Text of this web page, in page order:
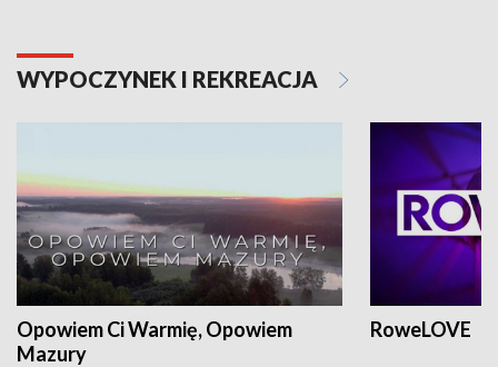
WYPOCZYNEK I REKREACJA
Opowiem Ci Warmię, Opowiem
Mazury
RoweLOVE